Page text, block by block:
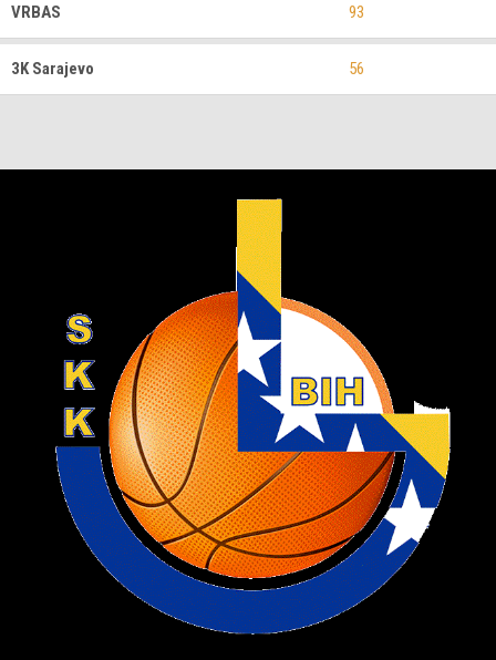
VRBAS 93
3K Sarajevo 56